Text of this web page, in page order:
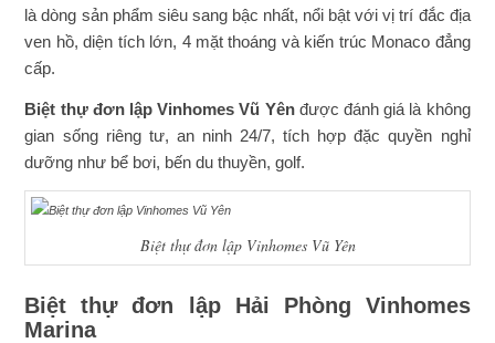
là dòng sản phẩm siêu sang bậc nhất, nổi bật với vị trí đắc địa
ven hồ, diện tích lớn, 4 mặt thoáng và kiến trúc Monaco đẳng
cấp.
Biệt thự đơn lập Vinhomes Vũ Yênđược đánh giá là không
gian sống riêng tư, an ninh 24/7, tích hợp đặc quyền nghỉ
dưỡng như bể bơi, bến du thuyền, golf.
Biệt thự đơn lập Vinhomes Vũ Yên
Biệt thự đơn lập Hải Phòng Vinhomes
Marina